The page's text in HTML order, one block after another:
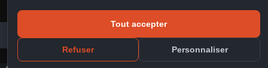
Tout accepter
Refuser Personnaliser
LAND ROVER
Avis à propos de Land Rover Range Rover Evoque Maroc